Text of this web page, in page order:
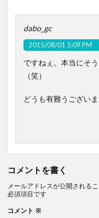
dabo_gc
2015/08/01 5:09 PM
ですねぇ。本当にそ
（笑）
どうも有難うございま
コメントを書く
メールアドレスが公開されるこ
必須項目です
コメント ※